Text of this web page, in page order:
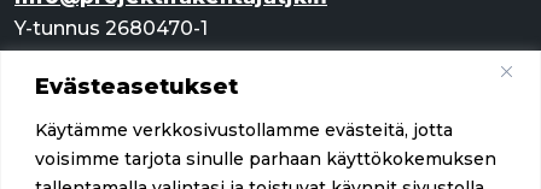
Evästeasetukset
Käytämme verkkosivustollamme evästeitä, jotta
voisimme tarjota sinulle parhaan käyttökokemuksen
Y-tunnus 2680470-1
Pikalinkit
Palvelut